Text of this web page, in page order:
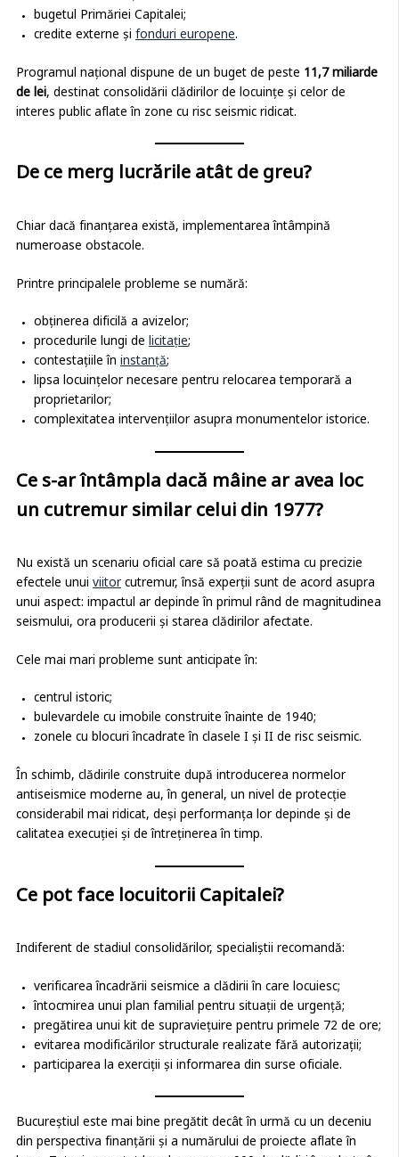
bugetul Primăriei Capitalei;
credite externe și fonduri europene.
Programul național dispune de un buget de peste 11,7 miliarde
de lei, destinat consolidării clădirilor de locuințe și celor de
interes public aflate în zone cu risc seismic ridicat.
De ce merg lucrările atât de greu?
Chiar dacă finanțarea există, implementarea întâmpină
numeroase obstacole.
Printre principalele probleme se numără:
obținerea dificilă a avizelor;
procedurile lungi de licitație;
contestațiile în instanță;
lipsa locuințelor necesare pentru relocarea temporară a
proprietarilor;
complexitatea intervențiilor asupra monumentelor istorice.
Ce s-ar întâmpla dacă mâine ar avea loc
un cutremur similar celui din 1977?
Nu există un scenariu oficial care să poată estima cu precizie
efectele unui viitor cutremur, însă experții sunt de acord asupra
unui aspect: impactul ar depinde în primul rând de magnitudinea
seismului, ora producerii și starea clădirilor afectate.
Cele mai mari probleme sunt anticipate în:
centrul istoric;
bulevardele cu imobile construite înainte de 1940;
zonele cu blocuri încadrate în clasele I și II de risc seismic.
În schimb, clădirile construite după introducerea normelor
antiseismice moderne au, în general, un nivel de protecție
considerabil mai ridicat, deși performanța lor depinde și de
calitatea execuției și de întreținerea în timp.
Ce pot face locuitorii Capitalei?
Indiferent de stadiul consolidărilor, specialiștii recomandă:
verificarea încadrării seismice a clădirii în care locuiesc;
întocmirea unui plan familial pentru situații de urgență;
pregătirea unui kit de supraviețuire pentru primele 72 de ore;
evitarea modificărilor structurale realizate fără autorizații;
participarea la exerciții și informarea din surse oficiale.
Bucureștiul este mai bine pregătit decât în urmă cu un deceniu
din perspectiva finanțării și a numărului de proiecte aflate în